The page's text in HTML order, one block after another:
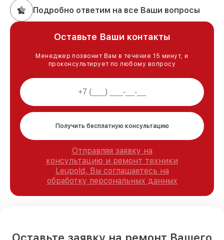
Подробно ответим на все Ваши вопросы
Оставьте Ваши контакты
Менеджер позвонит Вам в течение 15 минут, и
проконсультирует по любому вопросу
Получить бесплатную консультацию
Отправляя заявку на
консультацию и ремонт техники
Leupold, Вы соглашаетесь на
обработку персональных данных